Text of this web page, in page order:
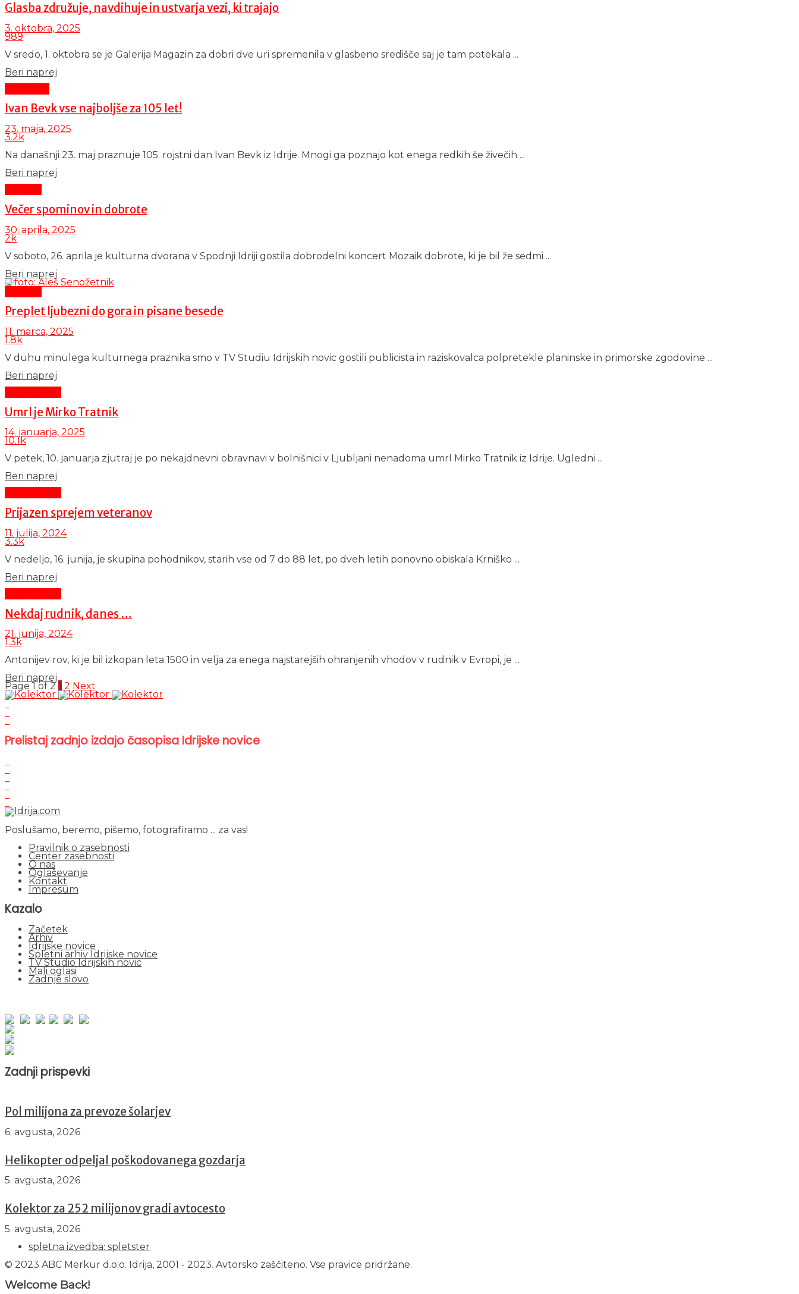
Glasba združuje, navdihuje in ustvarja vezi, ki trajajo
3. oktobra, 2025
989
V sredo, 1. oktobra se je Galerija Magazin za dobri dve uri spremenila v glasbeno središče saj je tam potekala ...
Beri naprej
Ivan Bevk vse najboljše za 105 let!
23. maja, 2025
3.2k
Na današnji 23. maj praznuje 105. rojstni dan Ivan Bevk iz Idrije. Mnogi ga poznajo kot enega redkih še živečih ...
Beri naprej
Večer spominov in dobrote
30. aprila, 2025
2k
V soboto, 26. aprila je kulturna dvorana v Spodnji Idriji gostila dobrodelni koncert Mozaik dobrote, ki je bil že sedmi ...
Beri naprej
Preplet ljubezni do gora in pisane besede
11. marca, 2025
1.8k
V duhu minulega kulturnega praznika smo v TV Studiu Idrijskih novic gostili publicista in raziskovalca polpretekle planinske in primorske zgodovine ...
Beri naprej
Umrl je Mirko Tratnik
14. januarja, 2025
10.1k
V petek, 10. januarja zjutraj je po nekajdnevni obravnavi v bolnišnici v Ljubljani nenadoma umrl Mirko Tratnik iz Idrije. Ugledni ...
Beri naprej
Prijazen sprejem veteranov
11. julija, 2024
3.3k
V nedeljo, 16. junija, je skupina pohodnikov, starih vse od 7 do 88 let, po dveh letih ponovno obiskala Krniško ...
Beri naprej
Nekdaj rudnik, danes …
21. junija, 2024
1.3k
Antonijev rov, ki je bil izkopan leta 1500 in velja za enega najstarejših ohranjenih vhodov v rudnik v Evropi, je ...
Beri naprej
Page 1 of 2 1 2 Next
Prelistaj zadnjo izdajo časopisa Idrijske novice
Poslušamo, beremo, pišemo, fotografiramo ... za vas!
Pravilnik o zasebnosti
Center zasebnosti
O nas
Oglaševanje
Kontakt
Impresum
Kazalo
Začetek
Arhiv
Idrijske novice
Spletni arhiv Idrijske novice
TV Studio Idrijskih novic
Mali oglasi
Zadnje slovo
Zadnji prispevki
Pol milijona za prevoze šolarjev
6. avgusta, 2026
Helikopter odpeljal poškodovanega gozdarja
5. avgusta, 2026
Kolektor za 252 milijonov gradi avtocesto
5. avgusta, 2026
spletna izvedba: spletster
© 2023 ABC Merkur d.o.o. Idrija, 2001 - 2023. Avtorsko zaščiteno. Vse pravice pridržane.
Welcome Back!